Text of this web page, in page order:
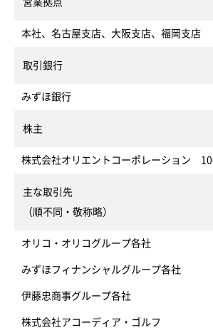
営業拠点
本社、名古屋支店、大阪支店、福岡支店
取引銀行
みずほ銀行
株主
株式会社オリエントコーポレーション
主な取引先
（順不同・敬称略）
オリコ・オリコグループ各社
みずほフィナンシャルグループ各社
伊藤忠商事グループ各社
株式会社アコーディア・ゴルフ